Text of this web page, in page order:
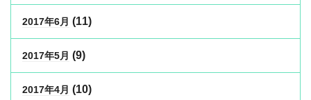
2017年6月 (11)
2017年5月 (9)
2017年4月 (10)